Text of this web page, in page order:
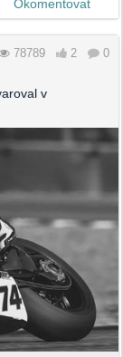
Okomentovat
78789 2 0
v